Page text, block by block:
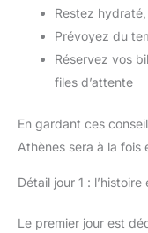
Restez
Prévoyez du
Réservez vos
files d’attente
En gardant ces
Athènes sera à la fois
Détail jour 1 :
Le premier jour est